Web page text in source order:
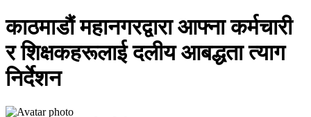
काठमाडौं महानगरद्वारा आफ्ना कर्मचारी
र शिक्षकहरूलाई दलीय आबद्धता त्याग
निर्देशन